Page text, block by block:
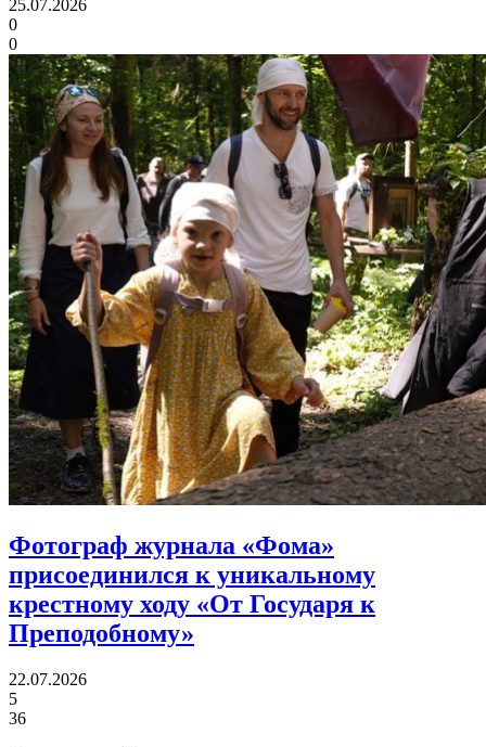
25.07.2026
0
0
Фотограф журнала «Фома»
присоединился к уникальному
крестному ходу «От Государя к
Преподобному»
22.07.2026
5
36